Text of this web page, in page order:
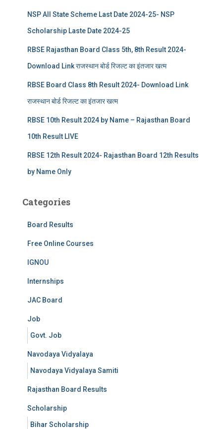
NSP All State Scheme Last Date 2024-25- NSP
Scholarship Laste Date 2024-25
RBSE Rajasthan Board Class 5th, 8th Result 2024-
Download Link राजस्थान बोर्ड रिजल्‍ट का इंतजार खत्‍म
RBSE Board Class 8th Result 2024- Download Link
राजस्थान बोर्ड रिजल्‍ट का इंतजार खत्‍म
RBSE 10th Result 2024 by Name – Rajasthan Board
10th Result LIVE
RBSE 12th Result 2024- Rajasthan Board 12th Results
by Name Only
Categories
Board Results
Free Online Courses
IGNOU
Internships
JAC Board
Job
Govt. Job
Navodaya Vidyalaya
Navodaya Vidyalaya Samiti
Rajasthan Board Results
Scholarship
Bihar Scholarship